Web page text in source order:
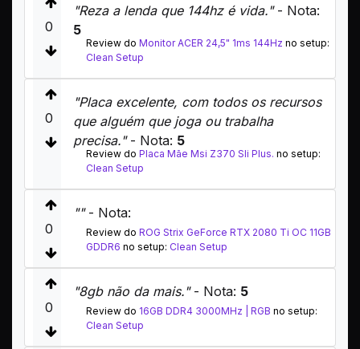
0
"Reza a lenda que 144hz é vida."- Nota:
5
Review do Monitor ACER 24,5" 1ms 144Hz no setup:
Clean Setup
0
"Placa excelente, com todos os recursos
que alguém que joga ou trabalha
precisa."- Nota: 5
Review do Placa Mãe Msi Z370 Sli Plus. no setup:
Clean Setup
0
""- Nota:
Review do ROG Strix GeForce RTX 2080 Ti OC 11GB
GDDR6 no setup: Clean Setup
0
"8gb não da mais."- Nota: 5
Review do 16GB DDR4 3000MHz | RGB no setup:
Clean Setup